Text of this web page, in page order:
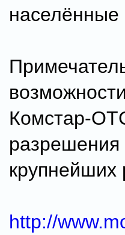
населённые
Комстар-
разрешения
крупнейших
http://